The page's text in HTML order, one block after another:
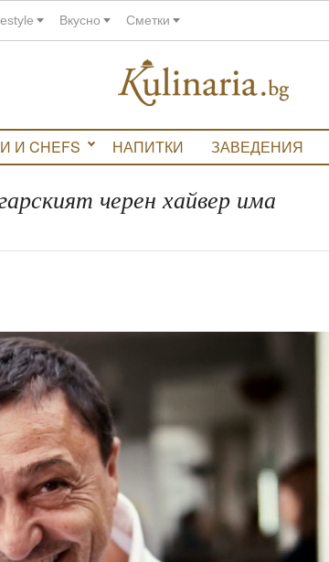
Вкусно Сметки
И CHEFS НАПИТКИ ЗАВЕДЕНИЯ
черен хайвер има